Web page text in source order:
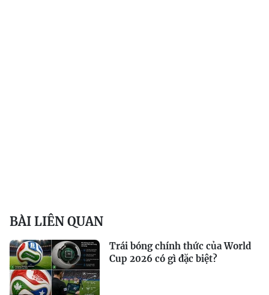
BÀI LIÊN QUAN
Trái bóng chính thức của World
Cup 2026 có gì đặc biệt?